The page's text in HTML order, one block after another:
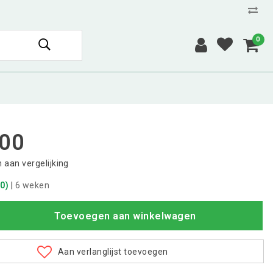
0
aan vergelijking
6 weken
Toevoegen aan winkelwagen
Aan verlanglijst toevoegen